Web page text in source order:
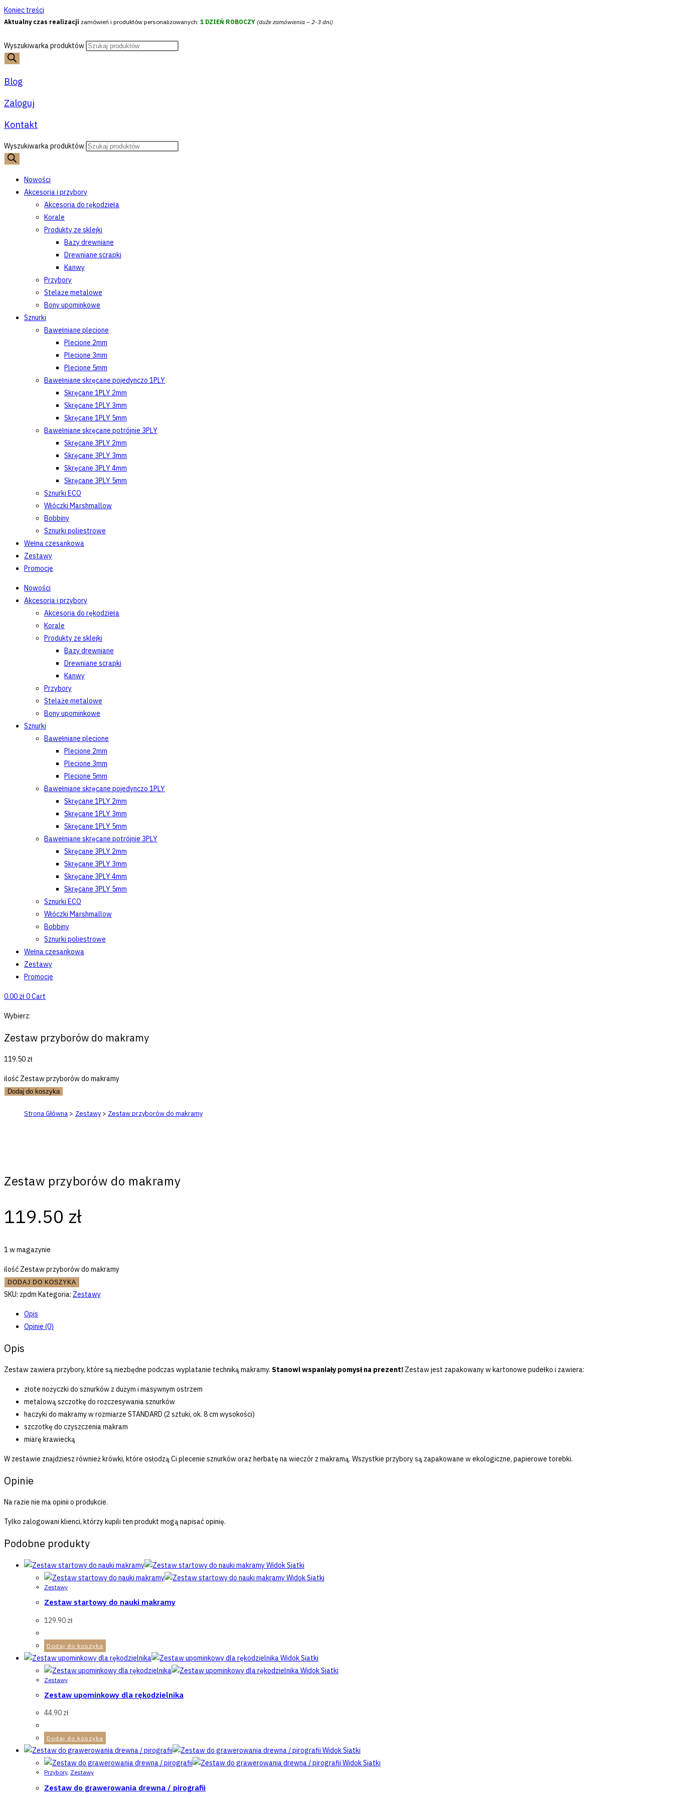
Koniec treści
Aktualny czas realizacji zamówień i produktów personalizowanych: 1 DZIEŃ ROBOCZY (duże zamówienia – 2-3 dni)
Wyszukiwarka produktów
Blog
Zaloguj
Kontakt
Wyszukiwarka produktów
Nowości
Akcesoria i przybory
Akcesoria do rękodzieła
Korale
Produkty ze sklejki
Bazy drewniane
Drewniane scrapki
Kanwy
Przybory
Stelaże metalowe
Bony upominkowe
Sznurki
Bawełniane plecione
Plecione 2mm
Plecione 3mm
Plecione 5mm
Bawełniane skręcane pojedynczo 1PLY
Skręcane 1PLY 2mm
Skręcane 1PLY 3mm
Skręcane 1PLY 5mm
Bawełniane skręcane potrójnie 3PLY
Skręcane 3PLY 2mm
Skręcane 3PLY 3mm
Skręcane 3PLY 4mm
Skręcane 3PLY 5mm
Sznurki ECO
Włóczki Marshmallow
Bobbiny
Sznurki poliestrowe
Wełna czesankowa
Zestawy
Promocje
Nowości
Akcesoria i przybory
Akcesoria do rękodzieła
Korale
Produkty ze sklejki
Bazy drewniane
Drewniane scrapki
Kanwy
Przybory
Stelaże metalowe
Bony upominkowe
Sznurki
Bawełniane plecione
Plecione 2mm
Plecione 3mm
Plecione 5mm
Bawełniane skręcane pojedynczo 1PLY
Skręcane 1PLY 2mm
Skręcane 1PLY 3mm
Skręcane 1PLY 5mm
Bawełniane skręcane potrójnie 3PLY
Skręcane 3PLY 2mm
Skręcane 3PLY 3mm
Skręcane 3PLY 4mm
Skręcane 3PLY 5mm
Sznurki ECO
Włóczki Marshmallow
Bobbiny
Sznurki poliestrowe
Wełna czesankowa
Zestawy
Promocje
0.00 zł0Cart
Wybierz:
Zestaw przyborów do makramy
119.50 zł
ilość Zestaw przyborów do makramy
Dodaj do koszyka
Strona Główna > Zestawy > Zestaw przyborów do makramy
Zestaw przyborów do makramy
119.50 zł
1 w magazynie
ilość Zestaw przyborów do makramy
DODAJ DO KOSZYKA
SKU: zpdm Kategoria: Zestawy
Opis
Opinie (0)
Opis
Zestaw zawiera przybory, które są niezbędne podczas wyplatanie techniką makramy. Stanowi wspaniały pomysł na prezent! Zestaw jest zapakowany w kartonowe pudełko i zawiera:
złote nożyczki do sznurków z dużym i masywnym ostrzem
metalową szczotkę do rozczesywania sznurków
haczyki do makramy w rozmiarze STANDARD (2 sztuki, ok. 8 cm wysokości)
szczotkę do czyszczenia makram
miarę krawiecką
W zestawie znajdziesz również krówki, które osłodzą Ci plecenie sznurków oraz herbatę na wieczór z makramą. Wszystkie przybory są zapakowane w ekologiczne, papierowe torebki.
Opinie
Na razie nie ma opinii o produkcie.
Tylko zalogowani klienci, którzy kupili ten produkt mogą napisać opinię.
Podobne produkty
Widok Siatki
Widok Siatki
Zestawy
Zestaw startowy do nauki makramy
129.90 zł
Dodaj do koszyka
Widok Siatki
Widok Siatki
Zestawy
Zestaw upominkowy dla rękodzielnika
44.90 zł
Dodaj do koszyka
Widok Siatki
Widok Siatki
Przybory, Zestawy
Zestaw do grawerowania drewna / pirografii